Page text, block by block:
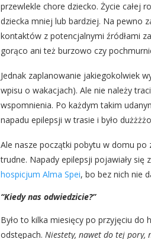
przewlekle chore dziecko. Życie całej
dziecka mniej lub bardziej. Na pewno
kontaktów z potencjalnymi źródłami
gorąco ani też burzowo czy
Jednak zaplanowanie jakiegokolwiek
wpisu o wakacjach). Ale nie należy
wspomnienia. Po każdym takim
napadu epilepsji w trasie i było
Ale nasze początki pobytu w domu po
trudne. Napady epilepsji pojawiały się
hospicjum Alma Spei, bo bez nich nie
“Kiedy nas odwiedzicie?”
Było to kilka miesięcy po przyjęciu do
odstępach. Niestety, nawet do tej pory,